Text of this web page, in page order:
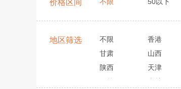
价格区间
地区筛选 不限 香港
甘肃
山西
陕西
天津